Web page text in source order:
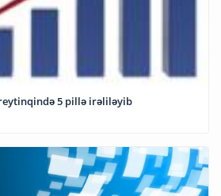
5 pillə irəliləyib